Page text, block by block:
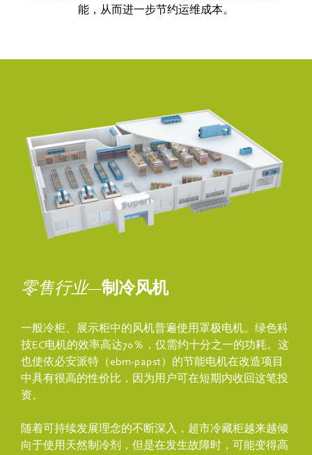
能，从而进一步节约运维成本。
零售行业—制冷风机
一般冷柜、展示柜中的风机普遍使用罩极电机。绿色科
技EC电机的效率高达70％，仅需约十分之一的功耗。这
也使依必安派特（ebm‑papst）的节能电机在改造项目
中具有很高的性价比，因为用户可在短期内收回这笔投
资。
随着可持续发展理念的不断深入，超市冷藏柜越来越倾
向于使用天然制冷剂，但是在发生故障时，可能变得高